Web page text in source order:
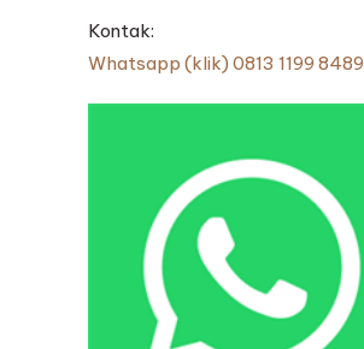
Kontak:
Whatsapp (klik) 0813 1199 8489